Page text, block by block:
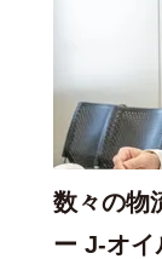
数々の物
ー J-オイ